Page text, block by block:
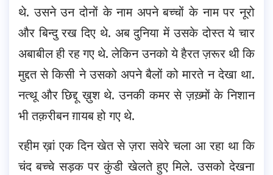
थे. उसने उन दोनों के नाम अपने बच्चों के नाम पर नूरो
और बिन्दु रख दिए थे. अब दुनिया में उसके दोस्त ये चार
अबाबील ही रह गए थे. लेकिन उनको ये हैरत ज़रूर थी कि
मुद्दत से किसी ने उसको अपने बैलों को मारते न देखा था.
नत्थू और छिद्दू ख़ुश थे. उनकी कमर से ज़ख़्मों के निशान
भी तक़रीबन ग़ायब हो गए थे.
रहीम ख़ां एक दिन खेत से ज़रा सवेरे चला आ रहा था कि
चंद बच्चे सड़क पर कुंडी खेलते हुए मिले. उसको देखना